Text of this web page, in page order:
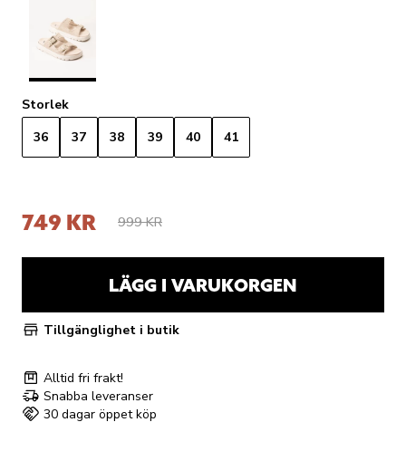
Storlek
36
37 38 39 40 41
749 KR 999 KR
LÄGG I VARUKORGEN
Tillgänglighet i butik
Alltid fri frakt!
Snabba leveranser
30 dagar öppet köp